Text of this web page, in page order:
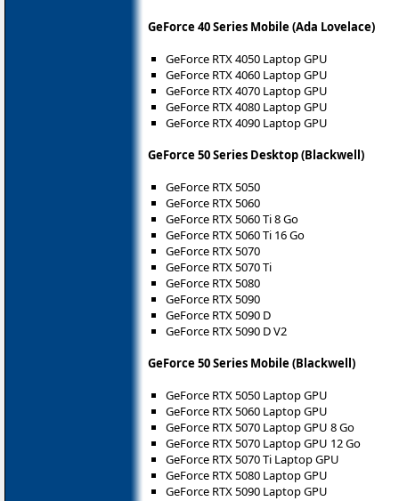
GeForce 40 Series Mobile (Ada Lovelace)
GeForce RTX 4050 Laptop GPU
GeForce RTX 4060 Laptop GPU
GeForce RTX 4070 Laptop GPU
GeForce RTX 4080 Laptop GPU
GeForce RTX 4090 Laptop GPU
GeForce 50 Series Desktop (Blackwell)
GeForce RTX 5050
GeForce RTX 5060
GeForce RTX 5060 Ti 8 Go
GeForce RTX 5060 Ti 16 Go
GeForce RTX 5070
GeForce RTX 5070 Ti
GeForce RTX 5080
GeForce RTX 5090
GeForce RTX 5090 D
GeForce RTX 5090 D V2
GeForce 50 Series Mobile (Blackwell)
GeForce RTX 5050 Laptop GPU
GeForce RTX 5060 Laptop GPU
GeForce RTX 5070 Laptop GPU 8 Go
GeForce RTX 5070 Laptop GPU 12 Go
GeForce RTX 5070 Ti Laptop GPU
GeForce RTX 5080 Laptop GPU
GeForce RTX 5090 Laptop GPU